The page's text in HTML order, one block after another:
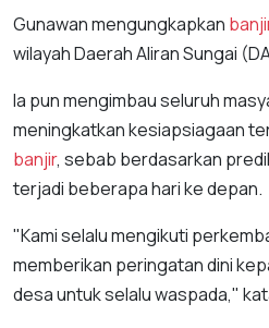
Gunawan mengungkapkan
wilayah Daerah Aliran Sungai
Ia pun mengimbau seluruh
meningkatkan kesiapsiagaan
banjir, sebab berdasarkan
terjadi beberapa hari ke depan.
"Kami selalu mengikuti
memberikan peringatan dini
desa untuk selalu waspada,"